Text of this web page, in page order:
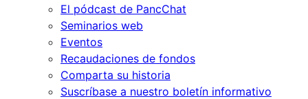
El pódcast de PancChat
Seminarios web
Eventos
Recaudaciones de fondos
Comparta su historia
Suscríbase a nuestro boletín informativo